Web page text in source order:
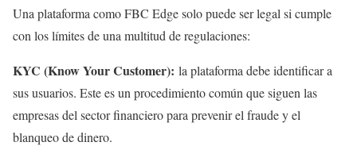
Una plataforma como FBC Edge solo puede ser legal si cumple
con los límites de una multitud de regulaciones:
KYC (Know Your Customer): la plataforma debe identificar a
sus usuarios. Este es un procedimiento común que siguen las
empresas del sector financiero para prevenir el fraude y el
blanqueo de dinero.